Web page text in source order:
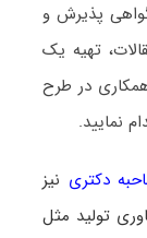
پذیرش و
تهیه یک
در طرح
نمایید.
دکتری نیز
تولید مثل